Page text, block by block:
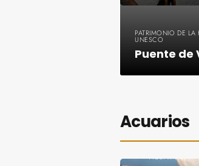
PATRIMONIO DE
UNESCO
Puente de
Acuarios
ACUARIOS